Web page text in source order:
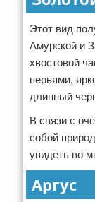
Этот вид
Амурской и
хвостовой
перьями,
длинный
В связи с
собой
увидеть во
Аргус